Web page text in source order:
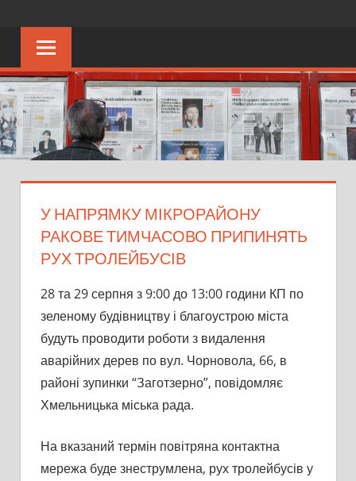
контенту
Ещё
один
сайт
на
WordPress
У НАПРЯМКУ МІКРОРАЙОНУ
РАКОВЕ ТИМЧАСОВО ПРИПИНЯТЬ
РУХ ТРОЛЕЙБУСІВ
28 та 29 серпня з 9:00 до 13:00 години КП по
зеленому будівництву і благоустрою міста
будуть проводити роботи з видалення
аварійних дерев по вул. Чорновола, 66, в
районі зупинки “Заготзерно”, повідомляє
Хмельницька міська рада.
На вказаний термін повітряна контактна
мережа буде знеструмлена, рух тролейбусів у